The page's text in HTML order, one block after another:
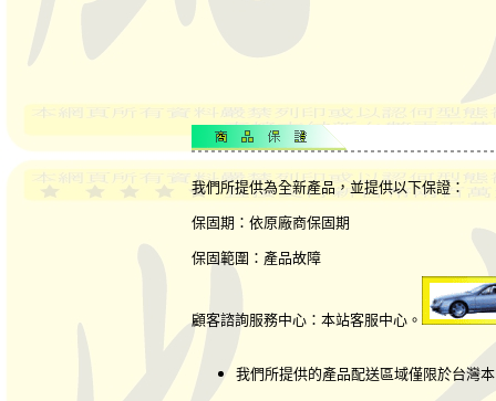
我們所提供為全新產品，並提供以下保證：
保固期：依原廠商保固期
保固範圍：產品故障
顧客諮詢服務中心：本站客服中心。
我們所提供的產品配送區域僅限於台灣